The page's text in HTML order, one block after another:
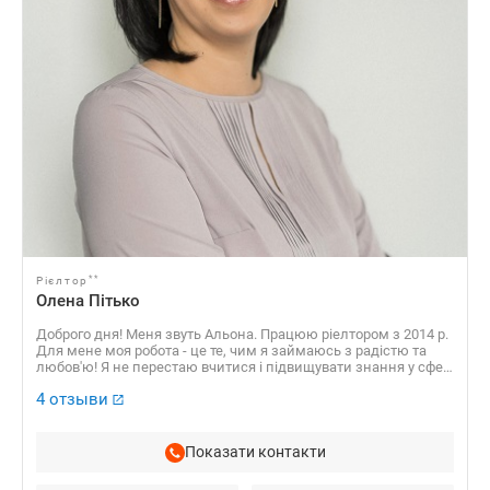
Рієлтор **
Олена Пітько
Доброго дня! Меня звуть Альона. Працюю ріелтором з 2014 р.
Для мене моя робота - це те, чим я займаюсь з радістю та
любов'ю! Я не перестаю вчитися і підвищувати знання у сфері
кваліфіковано вирішите всі складнощі з нерухомості. З
познайомитися з Вами та стати Вашим сімейним ріелтором!
4 отзыви
Показати контакти